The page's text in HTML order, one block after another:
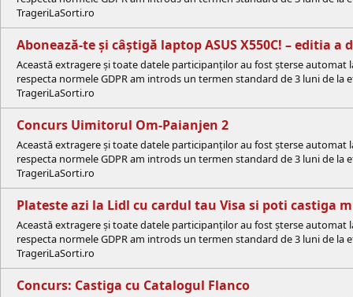
TrageriLaSorti.ro
Abonează-te și câștigă laptop ASUS X550C! – editia a
Această extragere și toate datele participanților au fost șterse
respecta normele GDPR am introds un termen standard de 3 luni de
TrageriLaSorti.ro
Concurs Uimitorul Om-Paianjen 2
Această extragere și toate datele participanților au fost șterse
respecta normele GDPR am introds un termen standard de 3 luni de
TrageriLaSorti.ro
Plateste azi la Lidl cu cardul tau Visa si poti castiga
Această extragere și toate datele participanților au fost șterse
respecta normele GDPR am introds un termen standard de 3 luni de
TrageriLaSorti.ro
Concurs: Castiga cu Catalogul Flanco